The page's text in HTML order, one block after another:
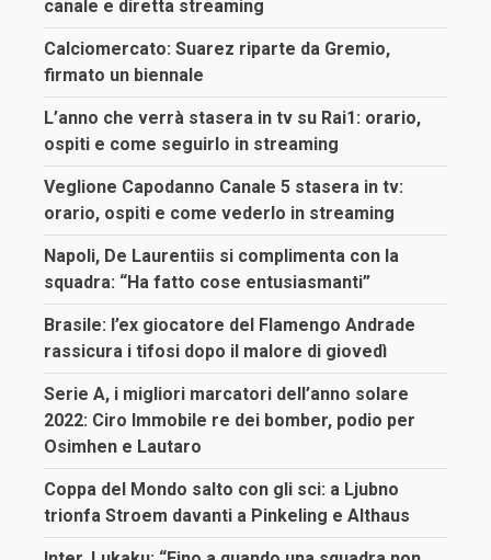
canale e diretta streaming
Calciomercato: Suarez riparte da Gremio,
firmato un biennale
L’anno che verrà stasera in tv su Rai1: orario,
ospiti e come seguirlo in streaming
Veglione Capodanno Canale 5 stasera in tv:
orario, ospiti e come vederlo in streaming
Napoli, De Laurentiis si complimenta con la
squadra: “Ha fatto cose entusiasmanti”
Brasile: l’ex giocatore del Flamengo Andrade
rassicura i tifosi dopo il malore di giovedì
Serie A, i migliori marcatori dell’anno solare
2022: Ciro Immobile re dei bomber, podio per
Osimhen e Lautaro
Coppa del Mondo salto con gli sci: a Ljubno
trionfa Stroem davanti a Pinkeling e Althaus